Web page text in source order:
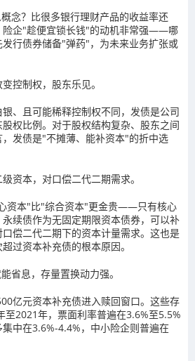
念？比很多银行理财产品的收益率还
险企"趁便宜锁长钱"的动机非常强——哪
行债券储备"弹药"，为未来业务扩张或
控制权，股东乐见。
、且可能稀释控制权不同，发债是公司
权比例。对于股权结构复杂、股东之间
发债是"不摊薄、能补资本"的折中选
资本，对口偿二代二期需求。
资本"比"综合资本"更金贵——只有核心
续债作为无固定期限资本债券，可以补
偿二代二期下的资本计量需求。这也是
过资本补充债的根本原因。
省息，存量置换动力强。
亿元资本补充债进入赎回窗口。这些存
至2021年，票面利率普遍在3.6%至5.5%
中在3.6%-4.4%，中小险企则普遍在